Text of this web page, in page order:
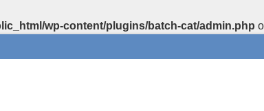
wp-content/plugins/batch-cat/admin.php